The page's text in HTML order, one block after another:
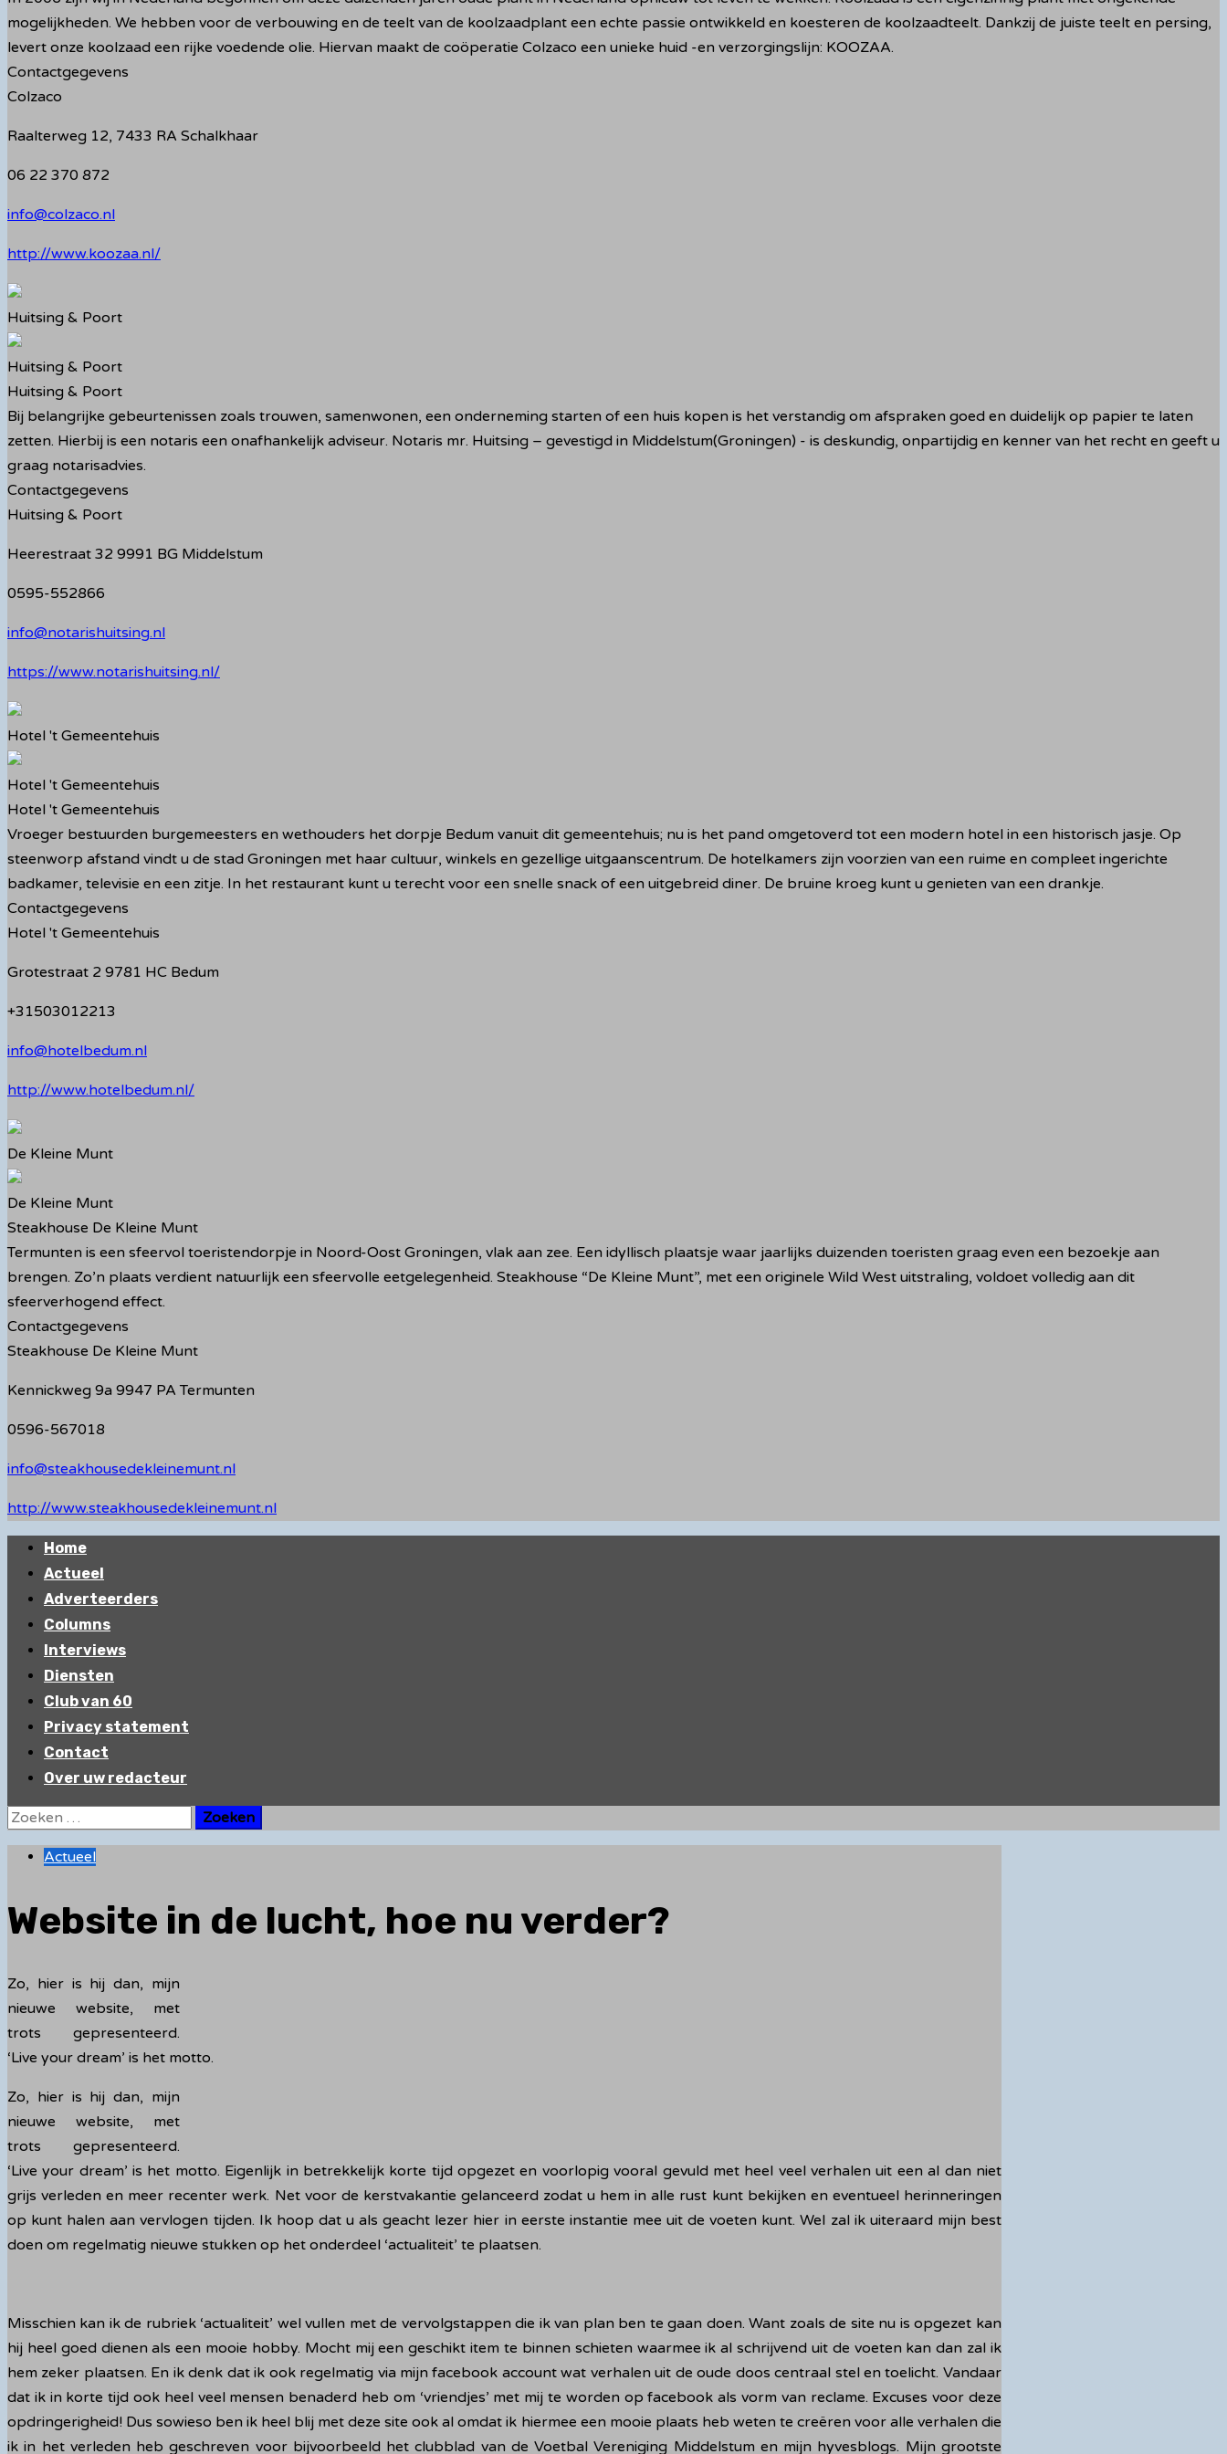
mogelijkheden. We hebben voor de verbouwing en de teelt van de koolzaadplant een echte passie ontwikkeld en koesteren de koolzaadteelt. Dankzij de juiste teelt en persing,
levert onze koolzaad een rijke voedende olie. Hiervan maakt de coöperatie Colzaco een unieke huid -en verzorgingslijn: KOOZAA.
Contactgegevens
Colzaco
Raalterweg 12, 7433 RA Schalkhaar
06 22 370 872
info@colzaco.nl
http://www.koozaa.nl/
Huitsing & Poort
Huitsing & Poort
Huitsing & Poort
Bij belangrijke gebeurtenissen zoals trouwen, samenwonen, een onderneming starten of een huis kopen is het verstandig om afspraken goed en duidelijk op papier te laten
zetten. Hierbij is een notaris een onafhankelijk adviseur. Notaris mr. Huitsing – gevestigd in Middelstum(Groningen) - is deskundig, onpartijdig en kenner van het recht en geeft u
graag notarisadvies.
Contactgegevens
Huitsing & Poort
Heerestraat 32 9991 BG Middelstum
0595-552866
info@notarishuitsing.nl
https://www.notarishuitsing.nl/
Hotel 't Gemeentehuis
Hotel 't Gemeentehuis
Hotel 't Gemeentehuis
Vroeger bestuurden burgemeesters en wethouders het dorpje Bedum vanuit dit gemeentehuis; nu is het pand omgetoverd tot een modern hotel in een historisch jasje. Op
steenworp afstand vindt u de stad Groningen met haar cultuur, winkels en gezellige uitgaanscentrum. De hotelkamers zijn voorzien van een ruime en compleet ingerichte
badkamer, televisie en een zitje. In het restaurant kunt u terecht voor een snelle snack of een uitgebreid diner. De bruine kroeg kunt u genieten van een drankje.
Contactgegevens
Hotel 't Gemeentehuis
Grotestraat 2 9781 HC Bedum
+31503012213
info@hotelbedum.nl
http://www.hotelbedum.nl/
De Kleine Munt
De Kleine Munt
Steakhouse De Kleine Munt
Termunten is een sfeervol toeristendorpje in Noord-Oost Groningen, vlak aan zee. Een idyllisch plaatsje waar jaarlijks duizenden toeristen graag even een bezoekje aan
brengen. Zo’n plaats verdient natuurlijk een sfeervolle eetgelegenheid. Steakhouse “De Kleine Munt”, met een originele Wild West uitstraling, voldoet volledig aan dit
sfeerverhogend effect.
Contactgegevens
Steakhouse De Kleine Munt
Kennickweg 9a 9947 PA Termunten
0596-567018
info@steakhousedekleinemunt.nl
http://www.steakhousedekleinemunt.nl
Primair
menu
Home
Actueel
Adverteerders
Columns
Interviews
Diensten
Club van 60
Privacy statement
Contact
Over uw redacteur
Zoeken
naar:
Actueel
Website in de lucht, hoe nu verder?
Zo, hier is hij dan, mijn
nieuwe website, met
trots gepresenteerd.
‘Live your dream’ is het motto.
Zo, hier is hij dan, mijn
nieuwe website, met
trots gepresenteerd.
‘Live your dream’ is het motto. Eigenlijk in betrekkelijk korte tijd opgezet en voorlopig vooral gevuld met heel veel verhalen uit een al dan niet
grijs verleden en meer recenter werk. Net voor de kerstvakantie gelanceerd zodat u hem in alle rust kunt bekijken en eventueel herinneringen
op kunt halen aan vervlogen tijden. Ik hoop dat u als geacht lezer hier in eerste instantie mee uit de voeten kunt. Wel zal ik uiteraard mijn best
doen om regelmatig nieuwe stukken op het onderdeel ‘actualiteit’ te plaatsen.
Misschien kan ik de rubriek ‘actualiteit’ wel vullen met de vervolgstappen die ik van plan ben te gaan doen. Want zoals de site nu is opgezet kan
hij heel goed dienen als een mooie hobby. Mocht mij een geschikt item te binnen schieten waarmee ik al schrijvend uit de voeten kan dan zal ik
hem zeker plaatsen. En ik denk dat ik ook regelmatig via mijn facebook account wat verhalen uit de oude doos centraal stel en toelicht. Vandaar
dat ik in korte tijd ook heel veel mensen benaderd heb om ‘vriendjes’ met mij te worden op facebook als vorm van reclame. Excuses voor deze
opdringerigheid! Dus sowieso ben ik heel blij met deze site ook al omdat ik hiermee een mooie plaats heb weten te creëren voor alle verhalen die
ik in het verleden heb geschreven voor bijvoorbeeld het clubblad van de Voetbal Vereniging Middelstum en mijn hyvesblogs. Mijn grootste